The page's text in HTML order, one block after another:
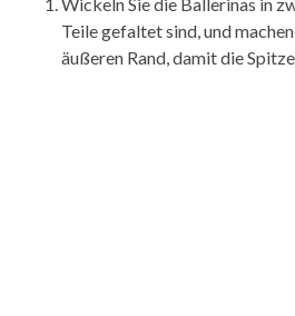
Teile gefaltet sind, und
äußeren Rand, damit die